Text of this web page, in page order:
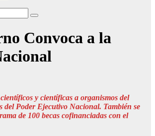
Convoca a la
y científicas a organismos del
del Poder Ejecutivo Nacional. También se
de 100 becas cofinanciadas con el